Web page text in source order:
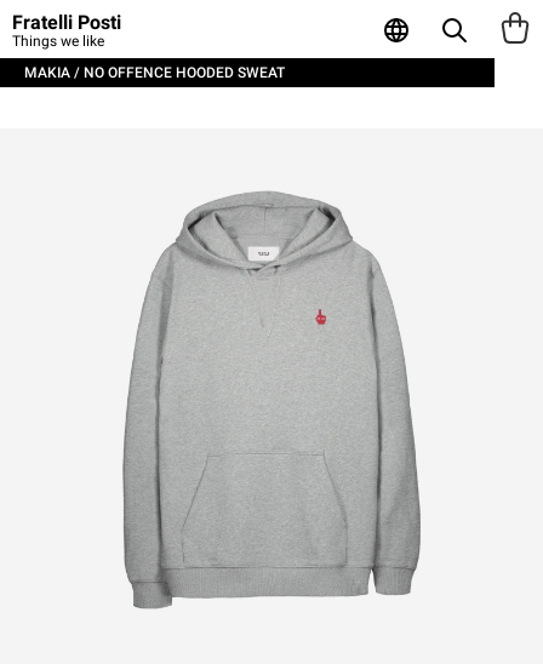
Fratelli Posti
Things we like
MAKIA / NO OFFENCE HOODED SWEAT